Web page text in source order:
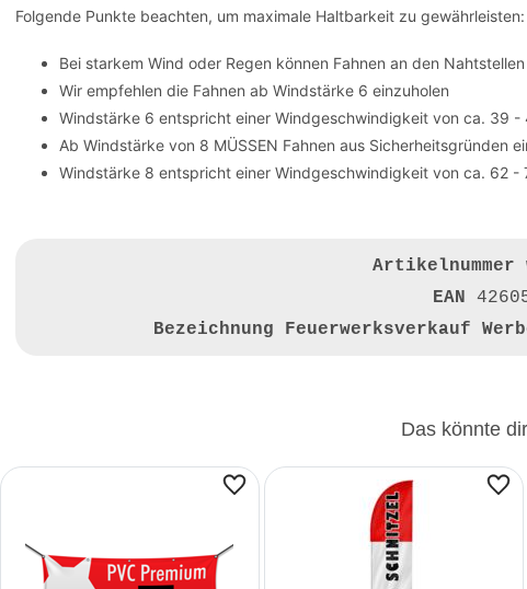
Folgende Punkte beachten, um maximale Haltbarkeit zu gewährleisten:
Bei starkem Wind oder Regen können Fahnen an den
Wir empfehlen die Fahnen ab Windstärke 6 einzuholen
Windstärke 6 entspricht einer Windgeschwindigkeit von ca. 39 -
Ab Windstärke von 8 MÜSSEN Fahnen aus Sicherheitsgründen
Windstärke 8 entspricht einer Windgeschwindigkeit von ca. 62 -
Artikelnummer
EAN
Bezeichnung Feuerwerksverkauf
Das könnte